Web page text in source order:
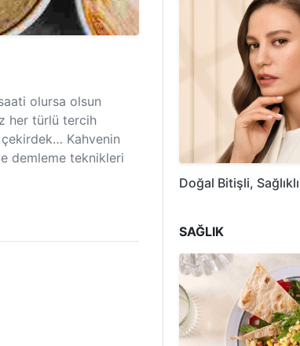
olursa olsun
her türlü tercih
Kahvenin
demleme teknikleri
Doğal Bitişli,
SAĞLIK